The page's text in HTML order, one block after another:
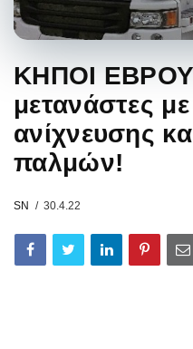
ΚΗΠΟΙ
μετανάστες
ανίχνευσης
παλμών!
SN 30.4.22